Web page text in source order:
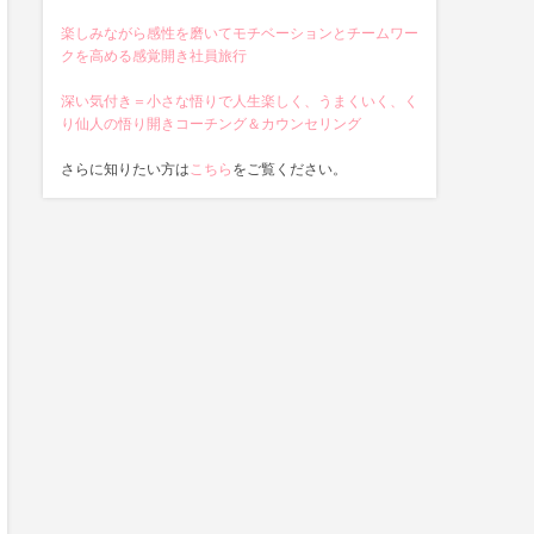
楽しみながら感性を磨いてモチベーションとチームワー
クを高める感覚開き社員旅行
深い気付き＝小さな悟りで人生楽しく、うまくいく、く
り仙人の悟り開きコーチング＆カウンセリング
さらに知りたい方はこちらをご覧ください。